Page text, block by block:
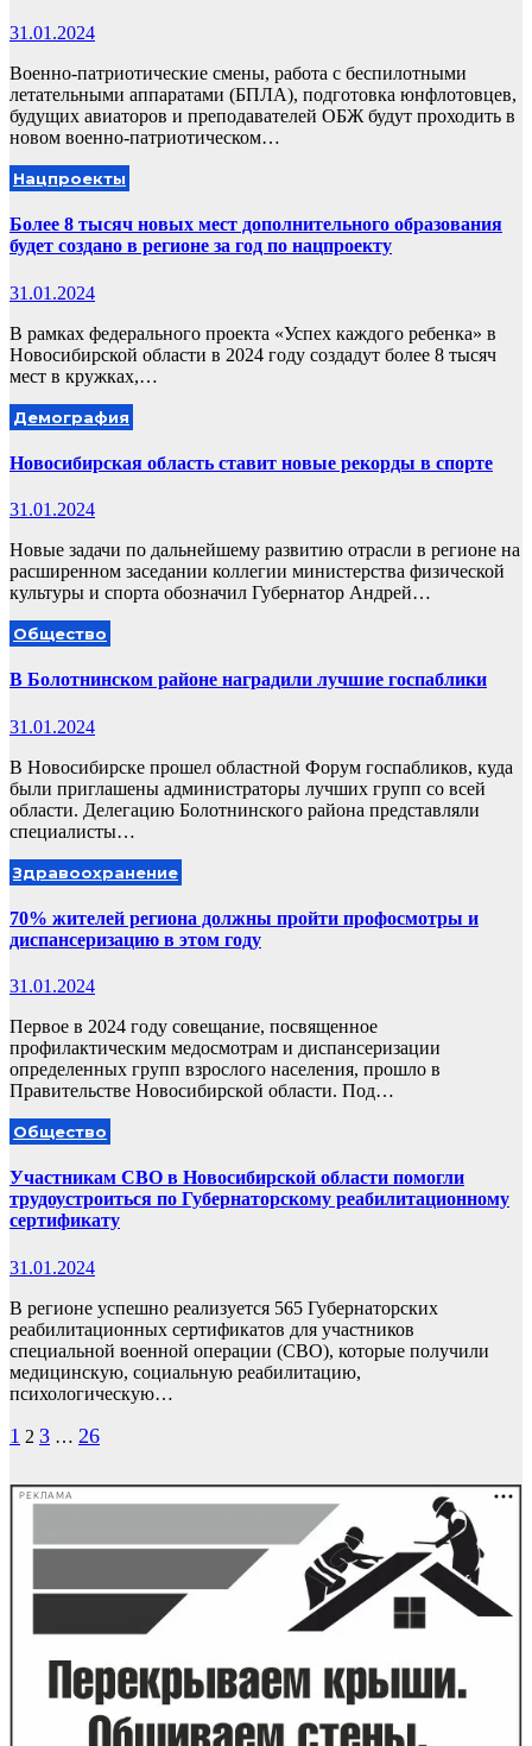
31.01.2024
Военно-патриотические смены, работа с беспилотными
летательными аппаратами (БПЛА), подготовка юнфлотовцев,
будущих авиаторов и преподавателей ОБЖ будут проходить в
новом военно-патриотическом…
Нацпроекты
Более 8 тысяч новых мест дополнительного образования
будет создано в регионе за год по нацпроекту
31.01.2024
В рамках федерального проекта «Успех каждого ребенка» в
Новосибирской области в 2024 году создадут более 8 тысяч
мест в кружках,…
Демография
Новосибирская область ставит новые рекорды в спорте
31.01.2024
Новые задачи по дальнейшему развитию отрасли в регионе на
расширенном заседании коллегии министерства физической
культуры и спорта обозначил Губернатор Андрей…
Общество
В Болотнинском районе наградили лучшие госпаблики
31.01.2024
В Новосибирске прошел областной Форум госпабликов, куда
были приглашены администраторы лучших групп со всей
области. Делегацию Болотнинского района представляли
специалисты…
Здравоохранение
70% жителей региона должны пройти профосмотры и
диспансеризацию в этом году
31.01.2024
Первое в 2024 году совещание, посвященное
профилактическим медосмотрам и диспансеризации
определенных групп взрослого населения, прошло в
Правительстве Новосибирской области. Под…
Общество
Участникам СВО в Новосибирской области помогли
трудоустроиться по Губернаторскому реабилитационному
сертификату
31.01.2024
В регионе успешно реализуется 565 Губернаторских
реабилитационных сертификатов для участников
специальной военной операции (СВО), которые получили
медицинскую, социальную реабилитацию,
психологическую…
Пагинация
1 2 3 … 26
РЕКЛАМА